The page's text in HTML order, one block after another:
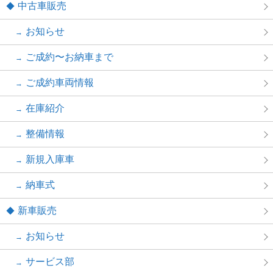
中古車販売
お知らせ
ご成約〜お納車まで
ご成約車両情報
在庫紹介
整備情報
新規入庫車
納車式
新車販売
お知らせ
サービス部